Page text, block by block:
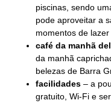
piscinas, sendo
pode aproveitar a
momentos de
café da manhã
da manhã
belezas de Barra
facilidades – a
gratuito, Wi-Fi e